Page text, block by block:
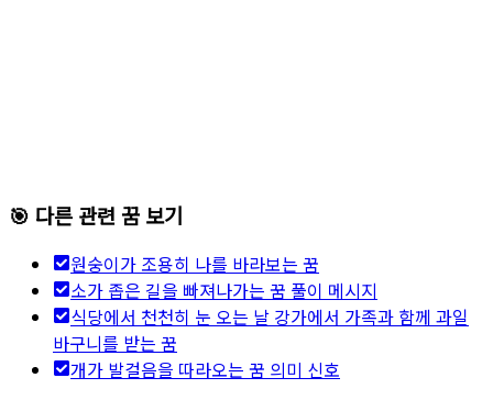
🎯 다른 관련 꿈 보기
원숭이가 조용히 나를 바라보는 꿈
소가 좁은 길을 빠져나가는 꿈 풀이 메시지
식당에서 천천히 눈 오는 날 강가에서 가족과 함께 과일
바구니를 받는 꿈
개가 발걸음을 따라오는 꿈 의미 신호